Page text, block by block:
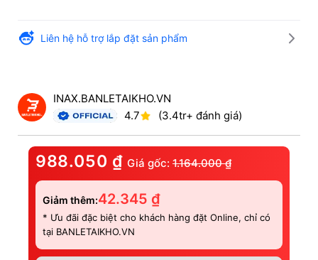
Liên hệ hỗ trợ lắp đặt sản phẩm
INAX.BANLETAIKHO.VN
4.7
(3.4tr+ đánh giá)
988.050 ₫ Giá gốc: 1.164.000₫
Giảm thêm:42.345 ₫
* Ưu đãi đặc biệt cho khách hàng đặt Online, chỉ có
tại BANLETAIKHO.VN